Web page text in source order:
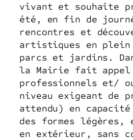
vivant et souhaite
été, en fin de
rencontres et
artistiques en
parcs et jardins.
la Mairie fait appel
professionnels et/
niveau exigeant de
attendu) en
des formes légères,
en extérieur, sans